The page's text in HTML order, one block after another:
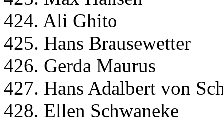
424. Ali Ghito
425. Hans Brausewetter
426. Gerda Maurus
427. Hans Adalbert von
428. Ellen Schwaneke